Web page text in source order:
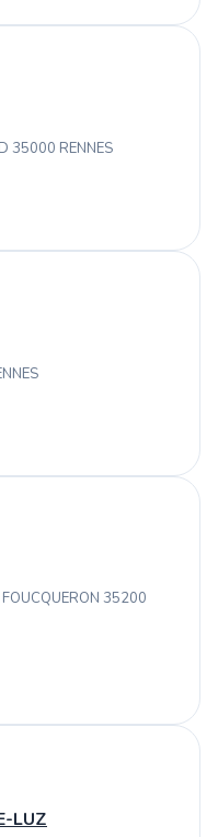
35000 RENNES
FOUCQUERON 35200
LUZ